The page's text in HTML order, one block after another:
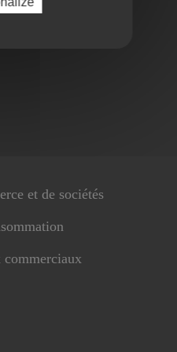
et de sociétés